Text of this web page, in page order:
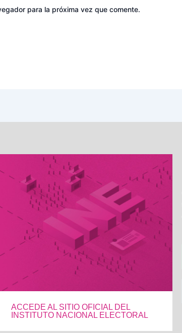
para la próxima vez que comente.
ACCEDE AL SITIO OFICIAL DEL
INSTITUTO NACIONAL ELECTORAL